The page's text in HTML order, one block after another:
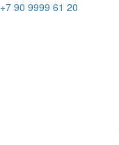
+7 90 9999 61 20